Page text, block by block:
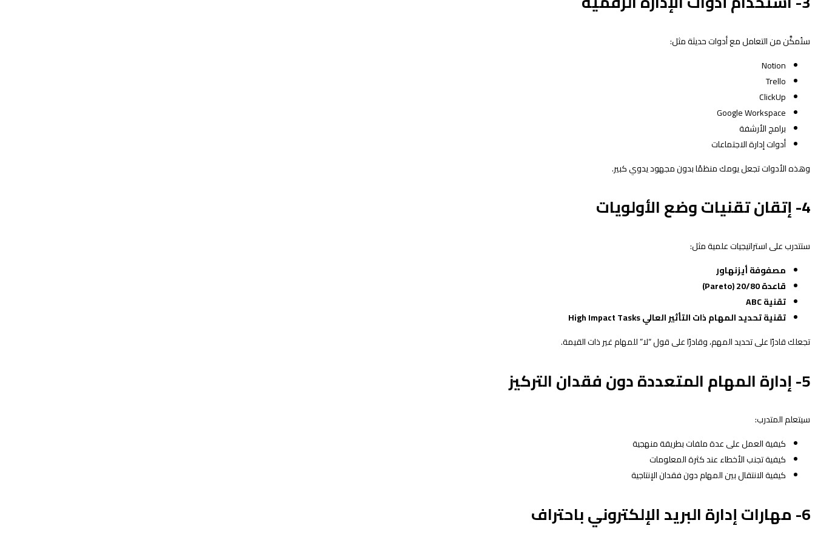
ستُمكَّن من التعامل مع أدوات حديثة مثل:
Notion
Trello
ClickUp
Google Workspace
برامج الأرشفة
أدوات إدارة الاجتماعات
وهذه الأدوات تجعل يومك منظمًا بدون مجهود يدوي كبير.
4- إتقان تقنيات وضع الأولويات
ستتدرب على استراتيجيات علمية مثل:
مصفوفة أيزنهاور
قاعدة 20/80
(Pareto)
تقنية
تقنية تحديد المهام ذات التأثير العالي
تجعلك قادرًا على تحديد المهم، وقادرًا على قول “لا” للمهام غير ذات القيمة.
5- إدارة المهام المتعددة دون فقدان التركيز
سيتعلم المتدرب:
كيفية العمل على عدة ملفات بطريقة منهجية
كيفية تجنب الأخطاء عند كثرة المعلومات
كيفية الانتقال بين المهام دون فقدان الإنتاجية
6- مهارات إدارة البريد الإلكتروني باحتراف